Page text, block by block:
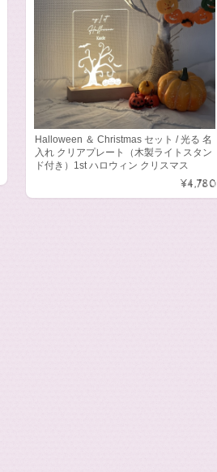
Halloween ＆ Christmas セット / 光る 名
入れ クリアプレート（木製ライトスタン
ド付き）1st ハロウィン クリスマス
¥4,780